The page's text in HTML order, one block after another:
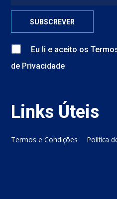
Eu li e aceito os
de Privacidade
Links Úteis
Termos e Condições Política